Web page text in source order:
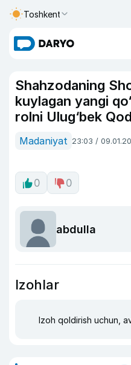
Toshkent
Shahzodaning
kuylagan yangi
rolni Ulug‘bek
Madaniyat 23:03 /
0 0
abdulla
Izohlar
Izoh qoldirish uchun,